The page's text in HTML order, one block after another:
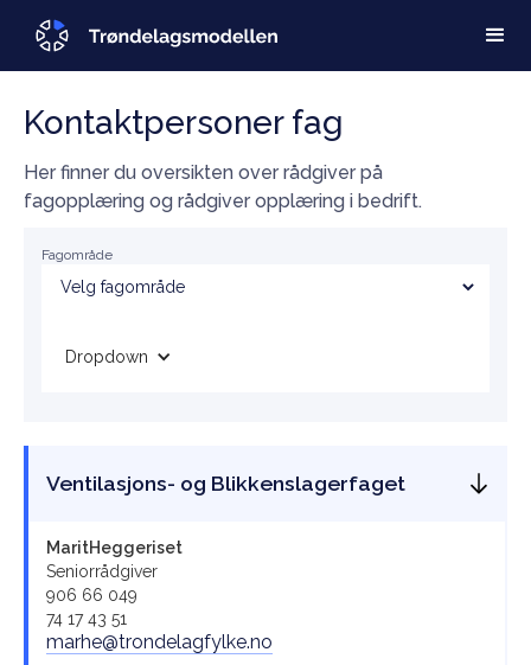
Kontaktpersoner fag
Her finner du oversikten over rådgiver på
fagopplæring og rådgiver opplæring i bedrift.
Fagområde
Dropdown
Ventilasjons- og Blikkenslagerfaget
MaritHeggeriset
Seniorrådgiver
906 66 049
74 17 43 51
marhe@trondelagfylke.no